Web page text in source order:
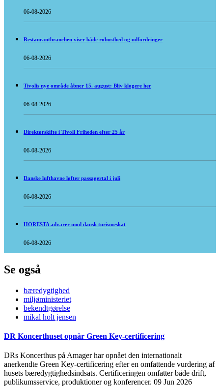
06-08-2026
Restaurantbranchen viser både robusthed og udfordringer
06-08-2026
Tivolis nye område åbner 15. august: Bliv klogere her
06-08-2026
Direktørskifte i Tivoli Friheden efter 25 år
06-08-2026
Danske lufthavne løfter passagertal i juli
06-08-2026
HORESTA advarer mod dansk turismeskat
06-08-2026
Se også
bæredygtighed
miljøministeriet
bekendtgørelse
mikal holt jensen
DR Koncerthuset opnår Green Key-certificering
DRs Koncerthus på Amager har opnået den internationalt
anerkendte Green Key-certificering efter en omfattende vurdering af
husets bæredygtighedsindsats. Certificeringen omfatter både drift,
publikumsservice, produktioner og konferencer. 09 Jun 2026